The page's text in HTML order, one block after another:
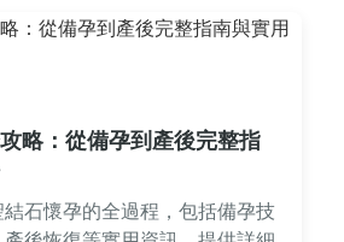
略：從備孕到產後完整指
石懷孕的全過程，包括備孕技